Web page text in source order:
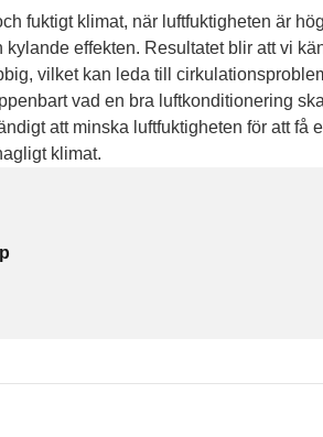
fuktigt klimat, när luftfuktigheten är
effekten. Resultatet blir att vi
vilket kan leda till
vad en bra luftkonditionering
att minska luftfuktigheten för att få
klimat.